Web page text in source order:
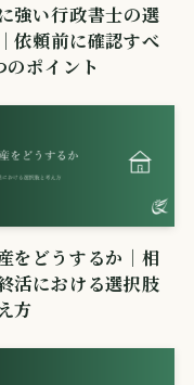
強い行政書士の選
依頼前に確認すべ
のポイント
をどうするか｜相
活における選択肢
方